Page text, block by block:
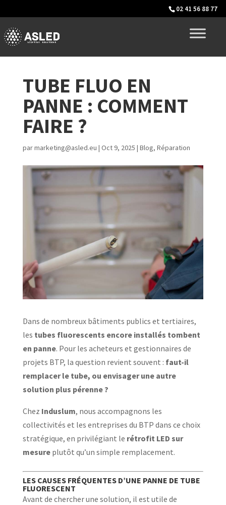
02 41 56 88 77
TUBE FLUO EN
PANNE : COMMENT
FAIRE ?
parmarketing@asled.eu | Oct 9, 2025 | Blog, Réparation
Dans de nombreux bâtiments publics et tertiaires,
les tubes fluorescents encore installés tombent
en panne. Pour les acheteurs et gestionnaires de
projets BTP, la question revient souvent : faut-il
remplacer le tube, ou envisager une autre
solution plus pérenne ?
Chez Induslum, nous accompagnons les
collectivités et les entreprises du BTP dans ce choix
stratégique, en privilégiant le rétrofit LED sur
mesureplutôt qu’un simple remplacement.
LES CAUSES FRÉQUENTES D’UNE PANNE DE TUBE
FLUORESCENT
Avant de chercher une solution, il est utile de